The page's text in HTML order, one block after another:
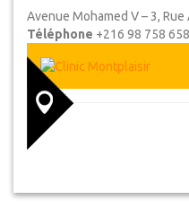
Avenue Mohamed V – 3,
Téléphone +216 98 758 658